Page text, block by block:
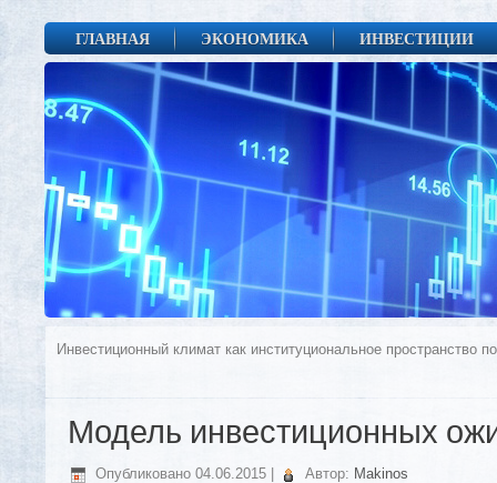
ГЛАВНАЯ ЭКОНОМИКА ИНВЕСТИЦИИ
Инвестиционный климат как институциональное пространство
Модель инвестиционных
Опубликовано 04.06.2015 Автор: Makinos